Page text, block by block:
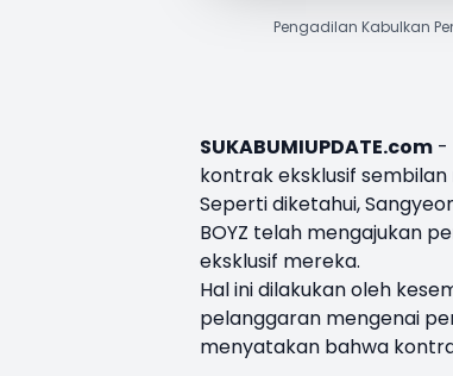
Pengadilan Kabulkan
SUKABUMIUPDATE.com -
kontrak eksklusif sembilan
Seperti diketahui,
BOYZ telah mengajukan
eksklusif mereka.
Hal ini dilakukan oleh
pelanggaran mengenai
menyatakan bahwa